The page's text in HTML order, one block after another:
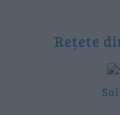
Rețete